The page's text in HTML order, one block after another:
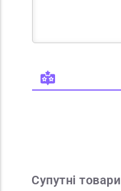
Супутні товари